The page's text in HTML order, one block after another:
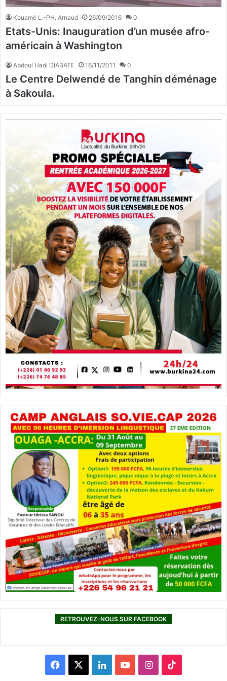
Kouamé L.-PH. Arnaud 26/09/2016 0
Etats-Unis: Inauguration d’un musée afro-
américain à Washington
Abdoul Hadi DIABATE 16/11/2011 0
Le Centre Delwendé de Tanghin déménage
à Sakoula.
RETROUVEZ-NOUS SUR FACEBOOK
L
I